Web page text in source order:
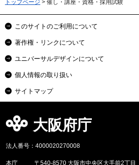
トップページ > 催し・講座・資格・採用試験
このサイトのご利用について
著作権・リンクについて
ユニバーサルデザインについて
個人情報の取り扱い
サイトマップ
大阪府庁
法人番号：4000020270008
本庁 〒540-8570 大阪市中央区大手前2丁目